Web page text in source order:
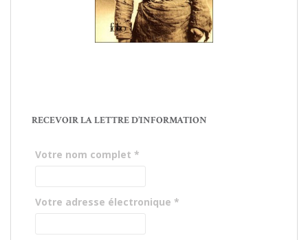
RECEVOIR LA LETTRE D’INFORMATION
Votre nom complet *
Votre adresse électronique *